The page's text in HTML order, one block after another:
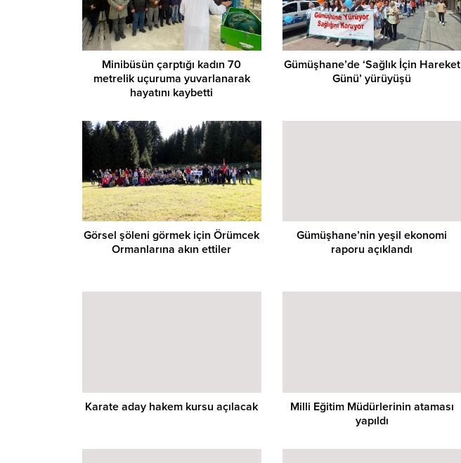
Minibüsün çarptığı kadın 70
metrelik uçuruma yuvarlanarak
hayatını kaybetti
Gümüşhane’de ‘Sağlık İçin Hareket
Günü’ yürüyüşü
Görsel şöleni görmek için Örümcek
Ormanlarına akın ettiler
Gümüşhane’nin yeşil ekonomi
raporu açıklandı
Karate aday hakem kursu açılacak
Milli Eğitim Müdürlerinin ataması
yapıldı